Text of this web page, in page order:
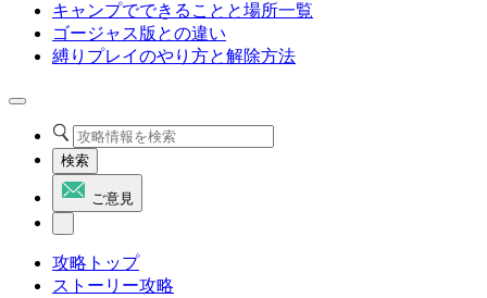
キャンプでできることと場所一覧
ゴージャス版との違い
縛りプレイのやり方と解除方法
検索
ご意見
攻略トップ
ストーリー攻略